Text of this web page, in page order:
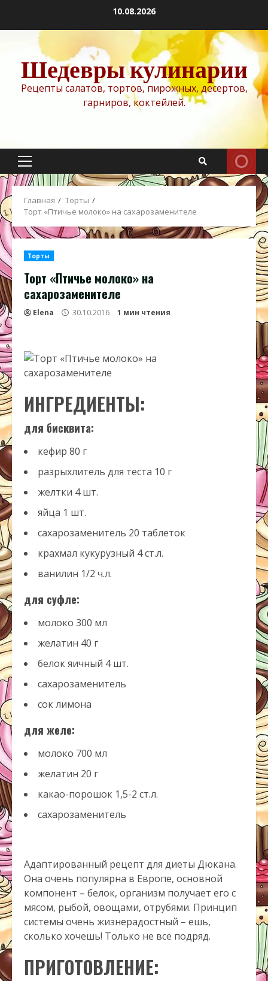
содержимому
10.08.2026
Шедевры кулинарии
Рецепты салатов, тортов, пирожных, десертов,
гарниров, коктейлей.
Основное
меню
Главная
Торты
Торт «Птичье молоко» на сахарозаменителе
Торты
Торт «Птичье молоко» на
сахарозаменителе
Elena 30.10.2016 1 мин чтения
ИНГРЕДИЕНТЫ:
для бисквита:
кефир 80 г
разрыхлитель для теста 10 г
желтки 4 шт.
яйца 1 шт.
сахарозаменитель 20 таблеток
крахмал кукурузный 4ст.л.
ванилин 1/2 ч.л.
для суфле:
молоко 300 мл
желатин 40 г
белок яичный 4 шт.
сахарозаменитель
сок лимона
для желе:
молоко 700 мл
желатин 20 г
какао-порошок 1,5-2 ст.л.
сахарозаменитель
Адаптированный рецепт для диеты Дюкана.
Она очень популярна в Европе, основной
компонент – белок, организм получает его с
мясом, рыбой, овощами, отрубями. Принцип
системы очень жизнерадостный – ешь,
сколько хочешь! Только не все подряд.
ПРИГОТОВЛЕНИЕ: